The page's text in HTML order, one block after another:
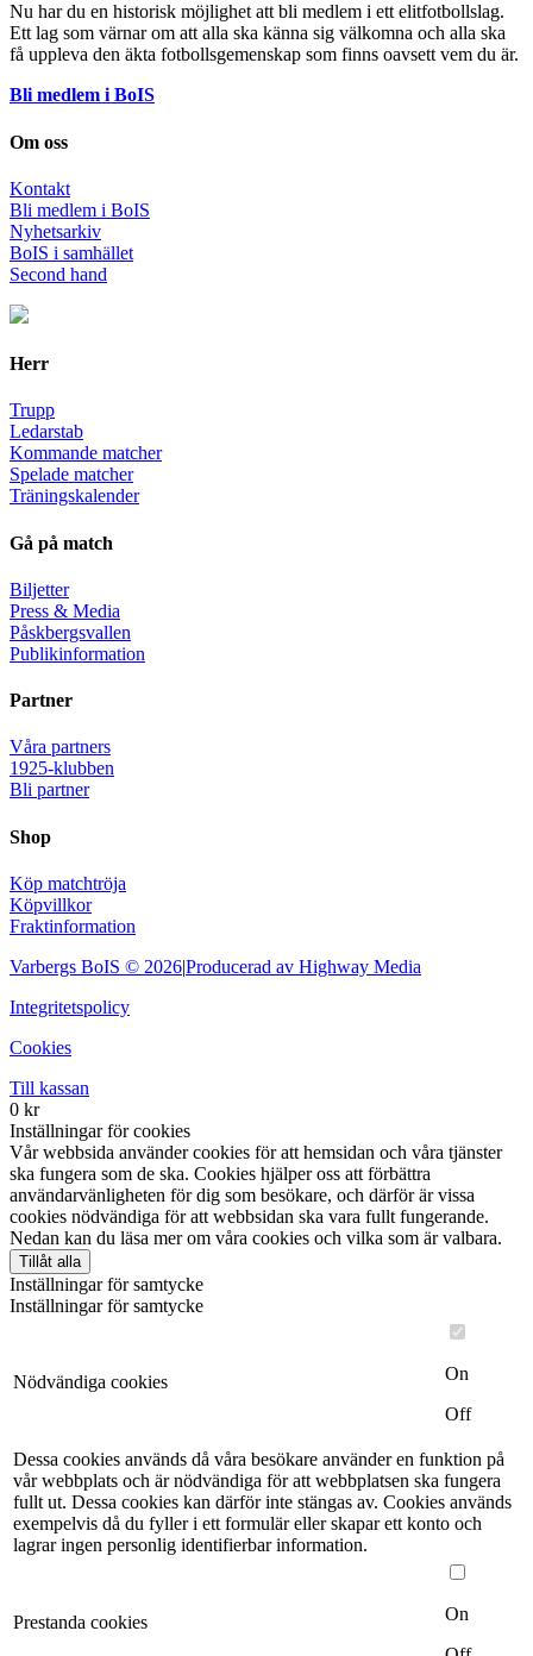
Nu har du en historisk möjlighet att bli medlem i ett elitfotbollslag.
Ett lag som värnar om att alla ska känna sig välkomna och alla ska
få uppleva den äkta fotbollsgemenskap som finns oavsett vem du är.
Bli medlem i BoIS
Om oss
Kontakt
Bli medlem i BoIS
Nyhetsarkiv
BoIS i samhället
Second hand
Herr
Trupp
Ledarstab
Kommande matcher
Spelade matcher
Träningskalender
Gå på match
Biljetter
Press & Media
Påskbergsvallen
Publikinformation
Partner
Våra partners
1925-klubben
Bli partner
Shop
Köp matchtröja
Köpvillkor
Fraktinformation
Varbergs BoIS © 2026|Producerad av Highway Media
Integritetspolicy
Cookies
Till kassan
0 kr
Inställningar för cookies
Vår webbsida använder cookies för att hemsidan och våra tjänster
ska fungera som de ska. Cookies hjälper oss att förbättra
användarvänligheten för dig som besökare, och därför är vissa
cookies nödvändiga för att webbsidan ska vara fullt fungerande.
Nedan kan du läsa mer om våra cookies och vilka som är valbara.
Tillåt alla
Inställningar för samtycke
Inställningar för samtycke
Nödvändiga cookies
On
Off
Dessa cookies används då våra besökare använder en funktion på
vår webbplats och är nödvändiga för att webbplatsen ska fungera
fullt ut. Dessa cookies kan därför inte stängas av. Cookies används
exempelvis då du fyller i ett formulär eller skapar ett konto och
lagrar ingen personlig identifierbar information.
Prestanda cookies
On